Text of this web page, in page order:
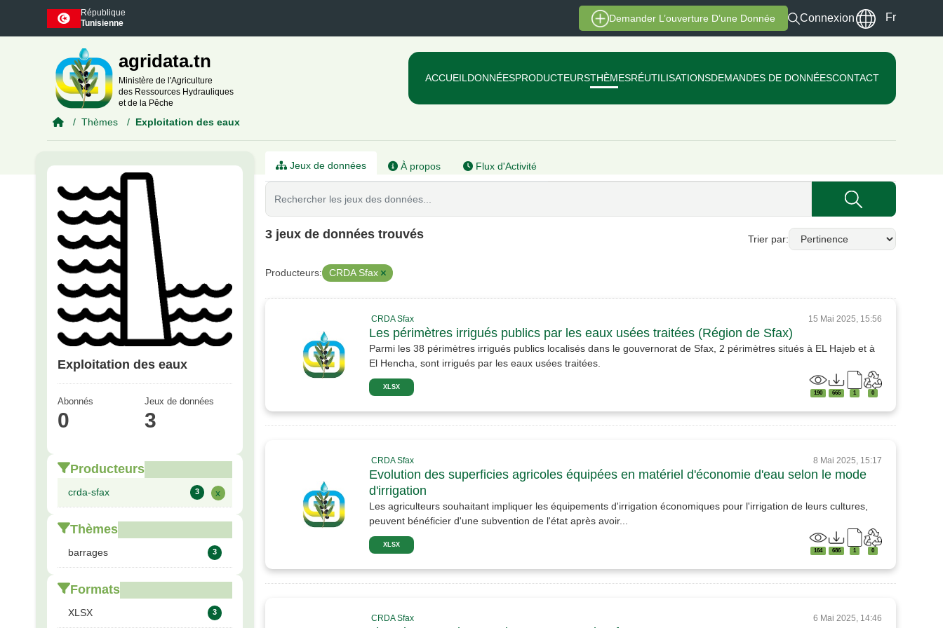
Skip to main content
République
Tunisienne
Demander L’ouverture D’une Donnée Connexion Fr
agridata.tn
Ministère de l'Agriculture
des Ressources Hydrauliques
et de la Pêche
ACCUEIL DONNÉESPRODUCTEURSTHÈMESRÉUTILISATIONSDEMANDES DE DONNÉESCONTACT
Thèmes Exploitation des eaux
Exploitation des eaux
Abonnés
0
Jeux de données
3
Producteurs
crda-sfax 3 x
Thèmes
barrages 3
Formats
XLSX 3
Jeux de données À propos Flux d'Activité
Trier par
3 jeux de données trouvés
Producteurs: CRDA Sfax
CRDA Sfax 15 Mai 2025, 15:56
Les périmètres irrigués publics par les eaux usées traitées (Région de Sfax)
Parmi les 38 périmètres irrigués publics localisés dans le gouvernorat de Sfax, 2 périmètres situés à EL Hajeb et à
El Hencha, sont irrigués par les eaux usées traitées.
XLSX
190 665 1 0
CRDA Sfax 8 Mai 2025, 15:17
Evolution des superficies agricoles équipées en matériel d'économie d'eau selon le mode
d'irrigation
Les agriculteurs souhaitant impliquer les équipements d'irrigation économiques pour l'irrigation de leurs cultures,
peuvent bénéficier d'une subvention de l'état après avoir...
XLSX
164 686 1 0
CRDA Sfax 6 Mai 2025, 14:46